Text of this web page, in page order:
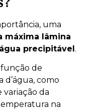
uma
máxima lâmina
precipitável.
função de
d’água, como
variação da
na